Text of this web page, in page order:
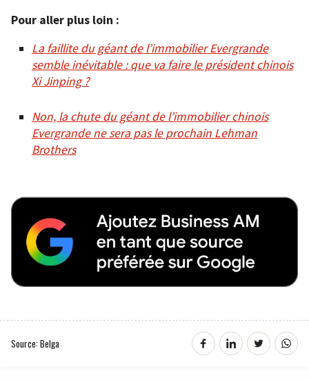
Pour aller plus loin :
La faillite du géant de l’immobilier Evergrande
semble inévitable : que va faire le président chinois
Xi Jinping ?
Non, la chute du géant de l’immobilier chinois
Evergrande ne sera pas le prochain Lehman
Brothers
Source: Belga